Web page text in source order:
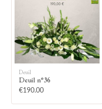
Deuil
Deuil n°36
€190.00